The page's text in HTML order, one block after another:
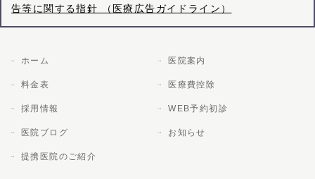
告等に関する指針 （医療広告ガイドライン）
ホーム 医院案内
料金表 医療費控除
採用情報 WEB予約初診
医院ブログ お知らせ
提携医院のご紹介